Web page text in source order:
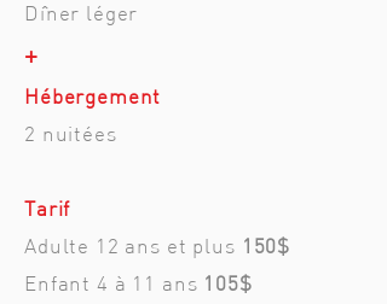
Dîner léger
+
Hébergement
2 nuitées
Tarif
Adulte 12 ans et plus 150$
Enfant 4 à 11 ans 105$